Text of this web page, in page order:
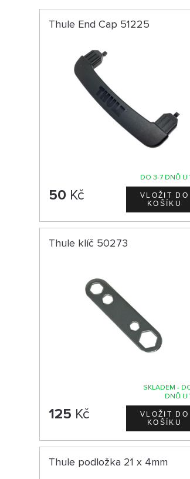
Thule End Cap 51225
DO 3-7 DNŮ U
50 Kč
Thule klíč 50273
SKLADEM -
DNŮ U
125 Kč
Thule podložka 21 x 4mm